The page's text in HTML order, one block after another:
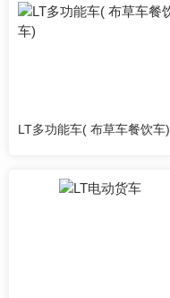
LT多功能车( 布草车餐饮车)